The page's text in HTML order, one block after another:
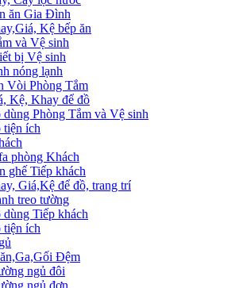
ăn Gia Đình
Kệ bếp ăn
và Vệ sinh
bị Vệ sinh
nóng lạnh
Vòi Phòng Tắm
Kệ, Khay để đồ
Phòng Tắm và Vệ sinh
ích
phòng Khách
ghế Tiếp khách
Giá,Kệ để đồ, trang trí
treo tường
Tiếp khách
ích
Đệm
ngủ đôi